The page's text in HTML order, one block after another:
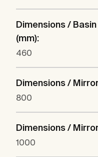
Dimensions /
(mm):
460
Dimensions /
800
Dimensions /
1000